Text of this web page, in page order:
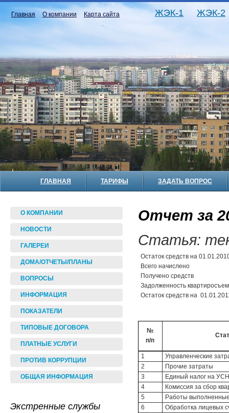
Главная О компании Карта сайта ЖЭК-1 ЖЭК-2
ГЛАВНАЯ ТАРИФЫ ЗАДАТЬ ВОПРОС
О КОМПАНИИ
НОВОСТИ
ГАЛЕРЕИ
ДОМА/ОТЧЕТЫ/ПЛАНЫ
ВОПРОСЫ
ИНФОРМАЦИЯ
ПОКАЗАТЕЛИ
ТИПОВЫЕ ДОГОВОРА
ПЛАТНЫЕ УСЛУГИ
ПРОТИВ КОРРУПЦИИ
ОБЩАЯ ИНФОРМАЦИЯ
Экстренные службы
Отчет за
Статья:
Остаток средств на
Всего начислено
Получено средств
Задолженность
Остаток средств на
№
п/п
1
Управленческие
2
Прочие затраты
3
Единый налог на УСН
4
Комиссия за сбор
5
Работы
6
Обработка лицевых